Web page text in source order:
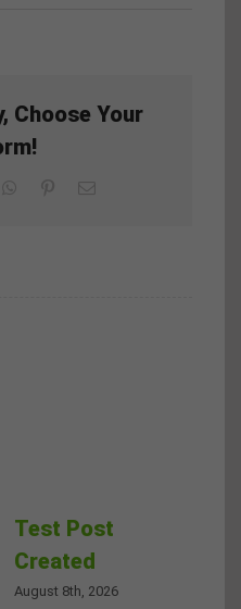
Choose Your
Test Post
Created
August 8th, 2026